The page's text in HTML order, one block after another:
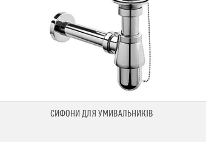
СИФОНИ ДЛЯ УМИВАЛЬНИКІВ